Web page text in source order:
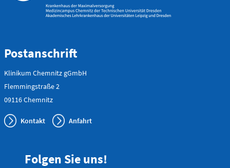
0172 - 377
Neurochirurgischer
Bereitschaftsdienst
0173 - 566
6514
Bereitschaftspraxis der KVS
Postanschrift
Klinikum Chemnitz gGmbH
Flemmingstraße 2
09116 Chemnitz
Kontakt Anfahrt
Folgen Sie uns!